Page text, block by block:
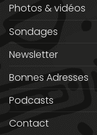
Photos & vidéos
Sondages
Newsletter
Bonnes Adresses
Podcasts
Contact